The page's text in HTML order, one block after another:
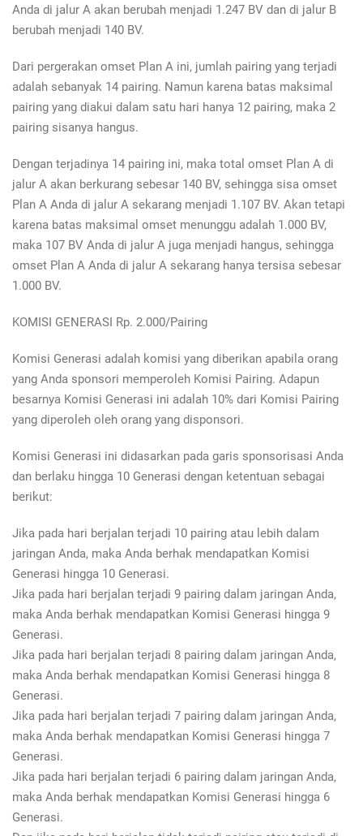
Anda di jalur A akan berubah menjadi 1.247 BV dan di jalur B
berubah menjadi 140 BV.
Dari pergerakan omset Plan A ini, jumlah pairing yang terjadi
adalah sebanyak 14 pairing. Namun karena batas maksimal
pairing yang diakui dalam satu hari hanya 12 pairing, maka 2
pairing sisanya hangus.
Dengan terjadinya 14 pairing ini, maka total omset Plan A di
jalur A akan berkurang sebesar 140 BV, sehingga sisa omset
Plan A Anda di jalur A sekarang menjadi 1.107 BV. Akan tetapi
karena batas maksimal omset menunggu adalah 1.000 BV,
maka 107 BV Anda di jalur A juga menjadi hangus, sehingga
omset Plan A Anda di jalur A sekarang hanya tersisa sebesar
1.000 BV.
KOMISI GENERASI Rp. 2.000/Pairing
Komisi Generasi adalah komisi yang diberikan apabila orang
yang Anda sponsori memperoleh Komisi Pairing. Adapun
besarnya Komisi Generasi ini adalah 10% dari Komisi Pairing
yang diperoleh oleh orang yang disponsori.
Komisi Generasi ini didasarkan pada garis sponsorisasi Anda
dan berlaku hingga 10 Generasi dengan ketentuan sebagai
berikut:
Jika pada hari berjalan terjadi 10 pairing atau lebih dalam
jaringan Anda, maka Anda berhak mendapatkan Komisi
Generasi hingga 10 Generasi.
Jika pada hari berjalan terjadi 9 pairing dalam jaringan Anda,
maka Anda berhak mendapatkan Komisi Generasi hingga 9
Generasi.
Jika pada hari berjalan terjadi 8 pairing dalam jaringan Anda,
maka Anda berhak mendapatkan Komisi Generasi hingga 8
Generasi.
Jika pada hari berjalan terjadi 7 pairing dalam jaringan Anda,
maka Anda berhak mendapatkan Komisi Generasi hingga 7
Generasi.
Jika pada hari berjalan terjadi 6 pairing dalam jaringan Anda,
maka Anda berhak mendapatkan Komisi Generasi hingga 6
Generasi.